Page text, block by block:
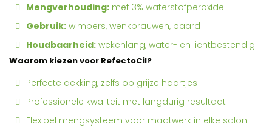
Mengverhouding: met 3% waterstofperoxide
Gebruik: wimpers, wenkbrauwen, baard
Houdbaarheid: wekenlang, water- en lichtbestendig
Waarom kiezen voor RefectoCil?
Perfecte dekking, zelfs op grijze haartjes
Professionele kwaliteit met langdurig resultaat
Flexibel mengsysteem voor maatwerk in elke salon